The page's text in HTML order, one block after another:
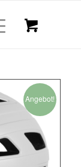
Angebot!